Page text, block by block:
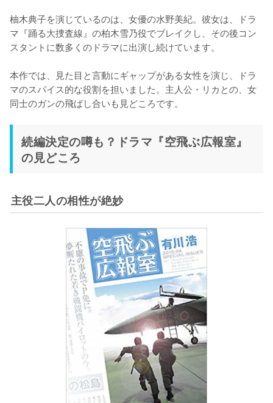
柚木典子を演じているのは、女優の水野美紀。彼女は、ドラ
マ『踊る大捜査線』の柏木雪乃役でブレイクし、その後コン
スタントに数多くのドラマに出演し続けています。
本作では、見た目と言動にギャップがある女性を演じ、ドラ
マのスパイス的な役割を担いました。主人公・リカとの、女
同士のガンの飛ばし合いも見どころです。
続編決定の噂も？ドラマ『空飛ぶ広報室』
の見どころ
主役二人の相性が絶妙